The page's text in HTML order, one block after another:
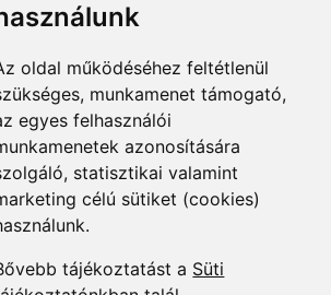
oldal működéséhez feltétlenül
munkamenet támogató,
egyes felhasználói
azonosítására
statisztikai valamint
célú sütiket (cookies)
tájékoztatást a Süti
ELÉRHETŐSÉGEK
+36 1 880 7600
info@mprx.hu